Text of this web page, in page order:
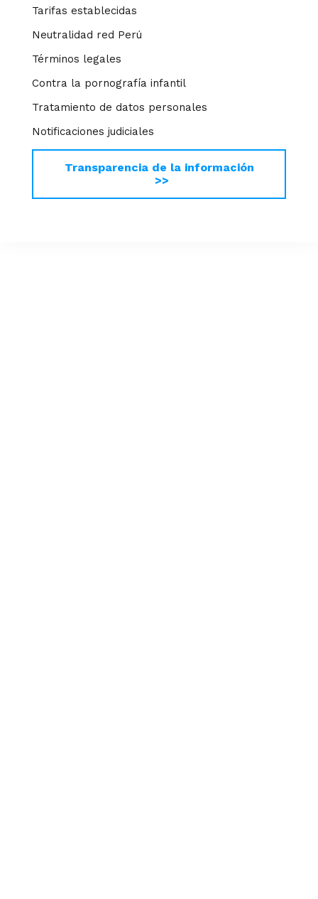
Tarifas establecidas
Neutralidad red Perú
Términos legales
Contra la pornografía infantil
Tratamiento de datos personales
Notificaciones judiciales
Transparencia de la información
>>